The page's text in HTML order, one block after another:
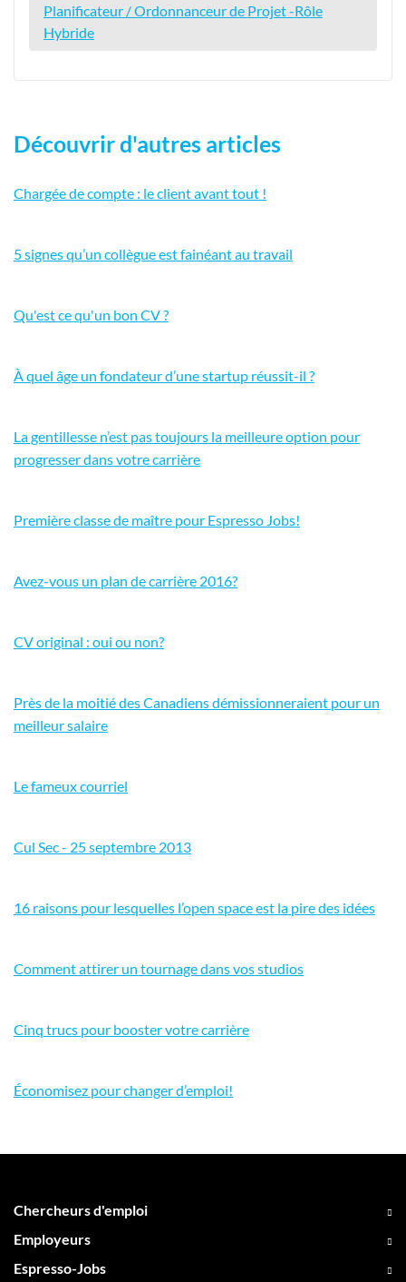
Planificateur / Ordonnanceur de Projet -Rôle
Hybride
Découvrir d'autres articles
Chargée de compte : le client avant tout !
5 signes qu’un collègue est fainéant au travail
Qu'est ce qu'un bon CV ?
À quel âge un fondateur d’une startup réussit-il ?
La gentillesse n’est pas toujours la meilleure option pour
progresser dans votre carrière
Première classe de maître pour Espresso Jobs!
Avez-vous un plan de carrière 2016?
CV original : oui ou non?
Près de la moitié des Canadiens démissionneraient pour un
meilleur salaire
Le fameux courriel
Cul Sec - 25 septembre 2013
16 raisons pour lesquelles l’open space est la pire des idées
Comment attirer un tournage dans vos studios
Cinq trucs pour booster votre carrière
Économisez pour changer d’emploi!
Chercheurs d'emploi
Employeurs
Espresso-Jobs